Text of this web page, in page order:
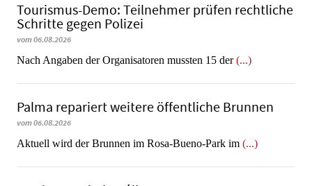
Tourismus-Demo: Teilnehmer prüfen rechtliche
Schritte gegen Polizei
vom 06.08.2026
Nach Angaben der Organisatoren mussten 15 der(...)
Palma repariert weitere öffentliche Brunnen
vom 06.08.2026
Aktuell wird der Brunnen im Rosa-Bueno-Park im (...)